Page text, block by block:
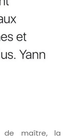
de maître, la